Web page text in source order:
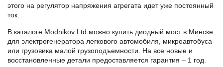
этого на регулятор напряжения агрегата идет уже постоянный
ток.
В каталоге Modnikov Ltd можно купить диодный мост в Минске
для электрогенератора легкового автомобиля, микроавтобуса
или грузовика малой грузоподъемности. На все новые и
восстановленные детали предоставляется гарантия – 1 год.